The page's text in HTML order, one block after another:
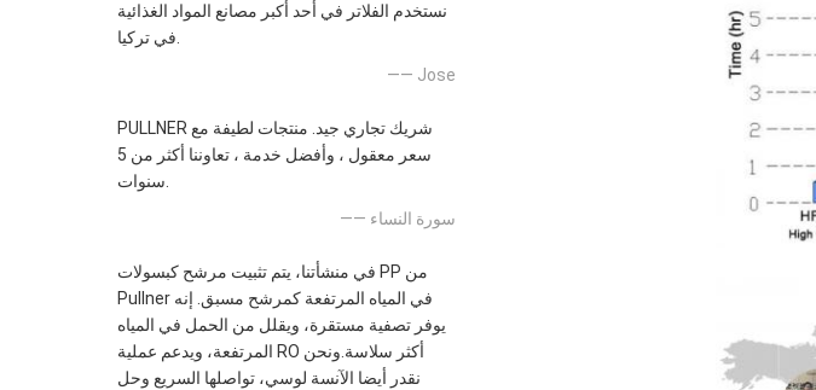
نستخدم الفلاتر في أحد أكبر مصانع المواد الغذائية
في تركيا.
—— Jose
PULLNER شريك تجاري جيد. منتجات لطيفة مع
سعر معقول ، وأفضل خدمة ، تعاوننا أكثر من 5
سنوات.
—— سورة النساء
في منشأتنا، يتم تثبيت مرشح كبسولات PP من
Pullner في المياه المرتفعة كمرشح مسبق. إنه
يوفر تصفية مستقرة، ويقلل من الحمل في المياه
المرتفعة، ويدعم عملية RO أكثر سلاسة.ونحن
نقدر أيضا الآنسة لوسي، تواصلها السريع وحل